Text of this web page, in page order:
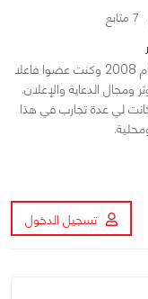
7 متابع
الهاردوير عشقي فلقد دخلت في هذا المجال منذ عام 2008 وكنت عضوا فاعلا
الدعاية والإعلان.
لي عدة تجارب في هذا
تسجيل الدخول